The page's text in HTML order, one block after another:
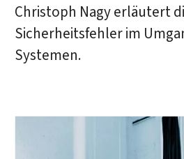
Christoph Nagy erläutert
Sicherheitsfehler im
Systemen.